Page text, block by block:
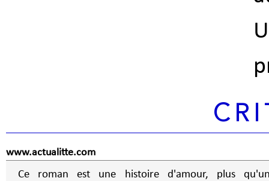
www.actualitte.com
Ce roman est une histoire d'amour, plus